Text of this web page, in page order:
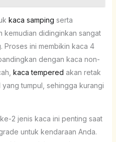
kaca samping serta
kemudian didinginkan sangat
ini membikin kaca 4
dengan kaca non-
kaca tempered akan retak
tumpul, sehingga kurangi
2 jenis kaca ini penting saat
untuk kendaraan Anda.